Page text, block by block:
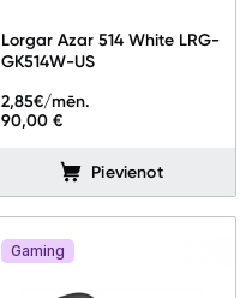
Lorgar Azar 514 White LRG-
GK514W-US
90,00 €
2,85€/mēn.
Pievienot
Gaming